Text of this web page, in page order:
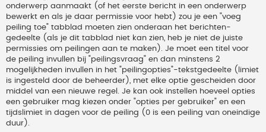
onderwerp aanmaakt (of het eerste bericht in een onderwerp
bewerkt en als je daar permissie voor hebt) zou je een "voeg
peiling toe" tabblad moeten zien onderaan het berichten-
gedeelte (als je dit tabblad niet kan zien, heb je niet de juiste
permissies om peilingen aan te maken). Je moet een titel voor
de peiling invullen bij "peilingsvraag" en dan minstens 2
mogelijkheden invullen in het "peilingopties"-tekstgedeelte (limiet
is ingesteld door de beheerder), met elke optie gescheiden door
middel van een nieuwe regel. Je kan ook instellen hoeveel opties
een gebruiker mag kiezen onder "opties per gebruiker" en een
tijdslimiet in dagen voor de peiling (0 is een peiling van oneindige
duur).